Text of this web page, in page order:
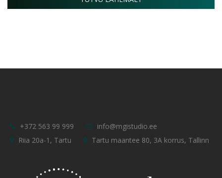
+372 563 99 999
info@mgistudio.ee
Riia 20a-1, Tartu
Tartu maantee 80, 3A korrus, Tallinn